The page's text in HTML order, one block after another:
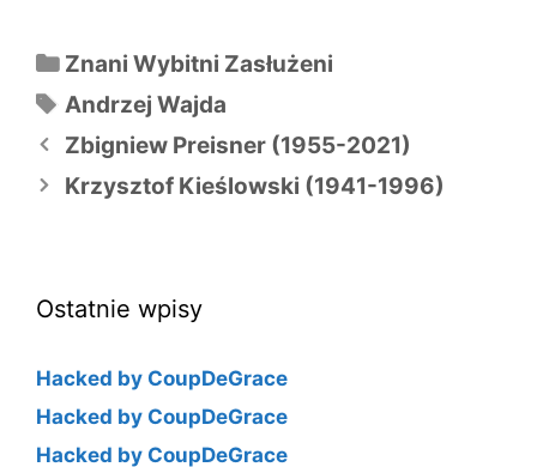
Kategorie
Znani Wybitni Zasłużeni
Tagi
Andrzej Wajda
Nawigacja
wpisu
Zbigniew Preisner (1955-2021)
Krzysztof Kieślowski (1941-1996)
Ostatnie wpisy
Hacked by CoupDeGrace
Hacked by CoupDeGrace
Hacked by CoupDeGrace